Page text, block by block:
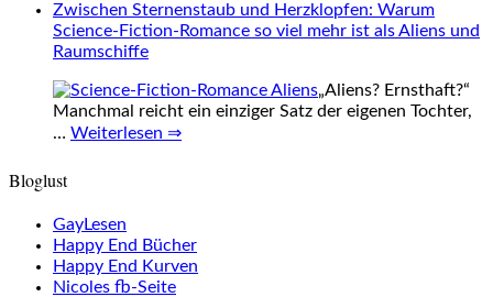
Zwischen Sternenstaub und Herzklopfen: Warum
Science-Fiction-Romance so viel mehr ist als Aliens und
Raumschiffe
„Aliens? Ernsthaft?“
Manchmal reicht ein einziger Satz der eigenen Tochter,
… Weiterlesen ⇒
Bloglust
GayLesen
Happy End Bücher
Happy End Kurven
Nicoles fb-Seite